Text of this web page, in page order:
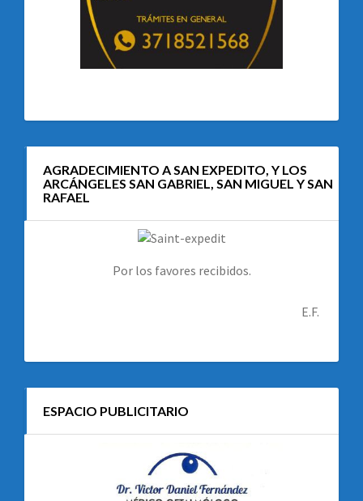
AGRADECIMIENTO A SAN EXPEDITO, Y LOS
ARCÁNGELES SAN GABRIEL, SAN MIGUEL Y SAN
RAFAEL
Por los favores recibidos.
E.F.
ESPACIO PUBLICITARIO